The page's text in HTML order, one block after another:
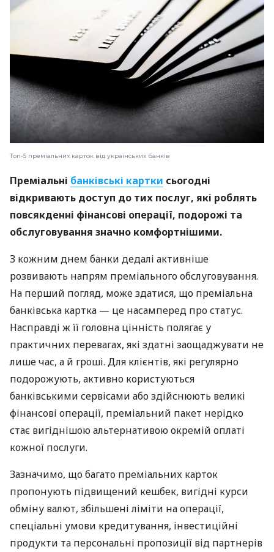
Топ-5 преміальних карток від українських банків
Преміальні банківські картки сьогодні
відкривають доступ до тих послуг, які роблять
повсякденні фінансові операції, подорожі та
обслуговування значно комфортнішими.
З кожним днем банки дедалі активніше
розвивають напрям преміального обслуговування.
На перший погляд, може здатися, що преміальна
банківська картка — це насамперед про статус.
Насправді ж її головна цінність полягає у
практичних перевагах, які здатні заощаджувати не
лише час, а й гроші. Для клієнтів, які регулярно
подорожують, активно користуються
банківськими сервісами або здійснюють великі
фінансові операції, преміальний пакет нерідко
стає вигіднішою альтернативою окремій оплаті
кожної послуги.
Зазначимо, що багато преміальних карток
пропонують підвищений кешбек, вигідні курси
обміну валют, збільшені ліміти на операції,
спеціальні умови кредитування, інвестиційні
продукти та персональні пропозиції від партнерів